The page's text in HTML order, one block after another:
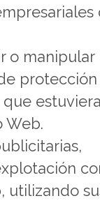
o manipular
Web.
utilizando